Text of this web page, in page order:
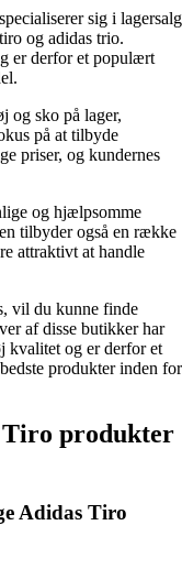
sig i lagersalg
og adidas trio.
er derfor et populært
og sko på lager,
på at tilbyde
priser, og kundernes
og hjælpsomme
tilbyder også en række
attraktivt at handle
vil du kunne finde
af disse butikker har
kvalitet og er derfor et
produkter inden for
Tiro produkter
Adidas Tiro